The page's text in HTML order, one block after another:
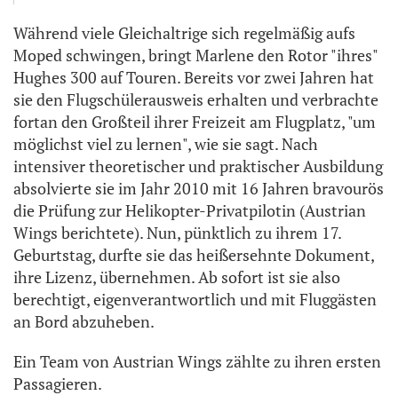
Während viele Gleichaltrige sich regelmäßig aufs
Moped schwingen, bringt Marlene den Rotor "ihres"
Hughes 300 auf Touren. Bereits vor zwei Jahren hat
sie den Flugschülerausweis erhalten und verbrachte
fortan den Großteil ihrer Freizeit am Flugplatz, "um
möglichst viel zu lernen", wie sie sagt. Nach
intensiver theoretischer und praktischer Ausbildung
absolvierte sie im Jahr 2010 mit 16 Jahren bravourös
die Prüfung zur Helikopter-Privatpilotin (Austrian
Wings berichtete). Nun, pünktlich zu ihrem 17.
Geburtstag, durfte sie das heißersehnte Dokument,
ihre Lizenz, übernehmen. Ab sofort ist sie also
berechtigt, eigenverantwortlich und mit Fluggästen
an Bord abzuheben.
Ein Team von Austrian Wings zählte zu ihren ersten
Passagieren.